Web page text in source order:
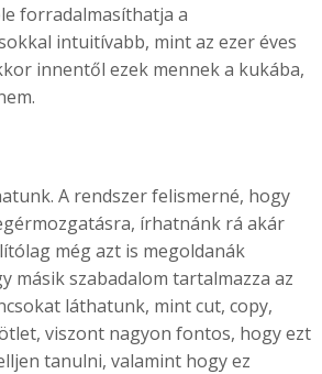
forradalmasíthatja a
intuitívabb, mint az ezer éves
innentől ezek mennek a kukába,
A rendszer felismerné, hogy
írhatnánk rá akár
még azt is megoldanák
másik szabadalom tartalmazza az
láthatunk, mint cut, copy,
viszont nagyon fontos, hogy ezt
tanulni, valamint hogy ez